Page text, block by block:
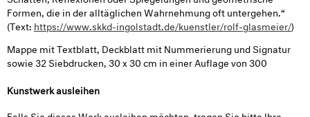
Formen, die in der alltäglichen Wahrnehmung oft untergehen.“
(Text: https://www.skkd-ingolstadt.de/kuenstler/rolf-glasmeier/)
Mappe mit Textblatt, Deckblatt mit Nummerierung und Signatur
sowie 32 Siebdrucken, 30 x 30 cm in einer Auflage von 300
Kunstwerk ausleihen